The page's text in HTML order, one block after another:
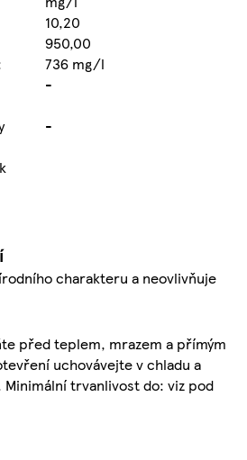
10,20
950,00
736 mg/l
-
-
charakteru a neovlivňuje
před teplem, mrazem a přímým
uchovávejte v chladu a
trvanlivost do: viz pod